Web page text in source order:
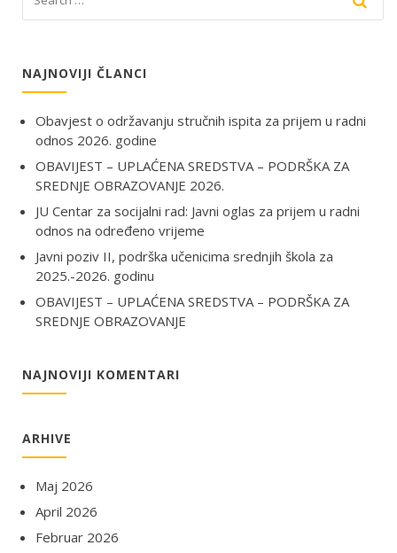
NAJNOVIJI ČLANCI
Obavjest o održavanju stručnih ispita za prijem u radni
odnos 2026. godine
OBAVIJEST – UPLAĆENA SREDSTVA – PODRŠKA ZA
SREDNJE OBRAZOVANJE 2026.
JU Centar za socijalni rad: Javni oglas za prijem u radni
odnos na određeno vrijeme
Javni poziv II, podrška učenicima srednjih škola za
2025.-2026. godinu
OBAVIJEST – UPLAĆENA SREDSTVA – PODRŠKA ZA
SREDNJE OBRAZOVANJE
NAJNOVIJI KOMENTARI
ARHIVE
Maj 2026
April 2026
Februar 2026